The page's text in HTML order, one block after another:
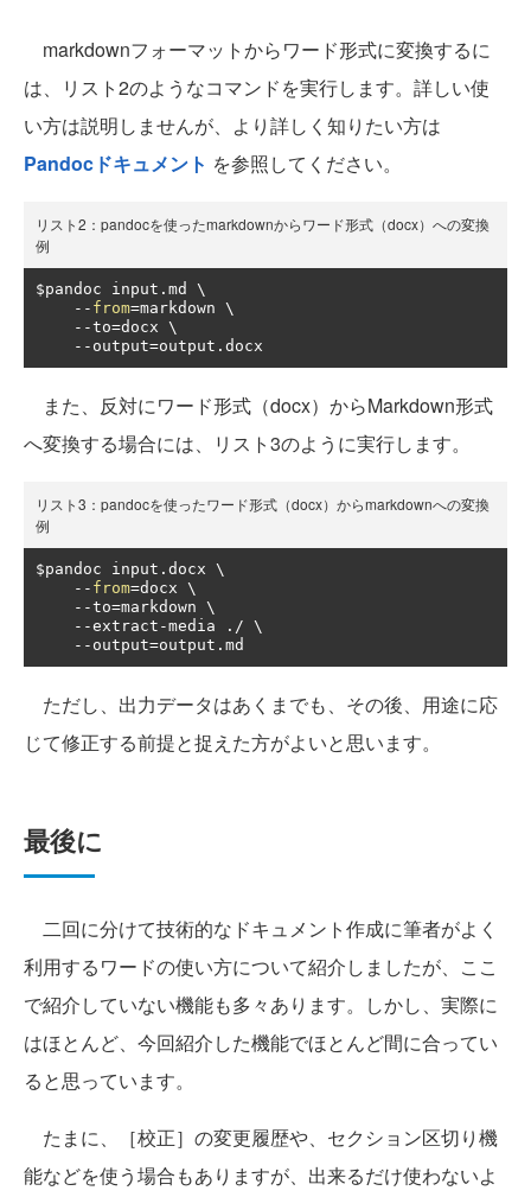
markdownフォーマットからワード形式に変換するに
は、リスト2のようなコマンドを実行します。詳しい使
い方は説明しませんが、より詳しく知りたい方は
Pandocドキュメント を参照してください。
リスト2：pandocを使ったmarkdownからワード形式（docx）への変換
例
$pandoc input . md \
-- from=markdown \
--to=docx \
-- output=output . docx
また、反対にワード形式（docx）からMarkdown形式
へ変換する場合には、リスト3のように実行します。
リスト3：pandocを使ったワード形式（docx）からmarkdownへの変換
例
$pandoc input . docx \
-- from=docx \
--to=markdown \
--extract -media ./ \
-- output=output . md
ただし、出力データはあくまでも、その後、用途に応
じて修正する前提と捉えた方がよいと思います。
最後に
二回に分けて技術的なドキュメント作成に筆者がよく
利用するワードの使い方について紹介しましたが、ここ
で紹介していない機能も多々あります。しかし、実際に
はほとんど、今回紹介した機能でほとんど間に合ってい
ると思っています。
たまに、［校正］の変更履歴や、セクション区切り機
能などを使う場合もありますが、出来るだけ使わないよ